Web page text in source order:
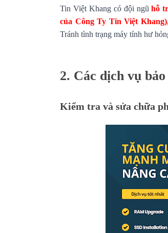
Tin Việt Khang có đội ngũhỗ
của Công Ty Tin Việt
Tránh tình trạng máy tính hư
2. Các dịch vụ
Kiểm tra và sửa chữa